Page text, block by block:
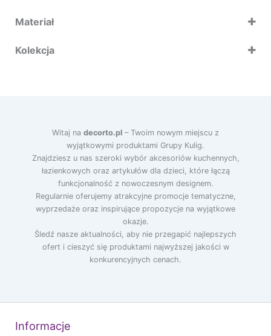
Zone Denmark
Materiał
Kolekcja
Witaj na decorto.pl – Twoim nowym miejscu z
wyjątkowymi produktami Grupy Kulig.
Znajdziesz u nas szeroki wybór akcesoriów kuchennych,
łazienkowych oraz artykułów dla dzieci, które łączą
funkcjonalność z nowoczesnym designem.
Regularnie oferujemy atrakcyjne promocje tematyczne,
wyprzedaże oraz inspirujące propozycje na wyjątkowe
okazje.
Śledź nasze aktualności, aby nie przegapić najlepszych
ofert i cieszyć się produktami najwyższej jakości w
konkurencyjnych cenach.
Informacje